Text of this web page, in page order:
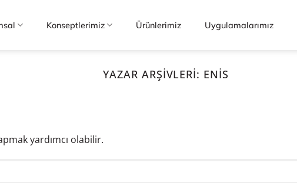
Konseptlerimiz Ürünlerimiz Uygulamalarımız
YAZAR ARŞIVLERI: ENIS
yardımcı olabilir.